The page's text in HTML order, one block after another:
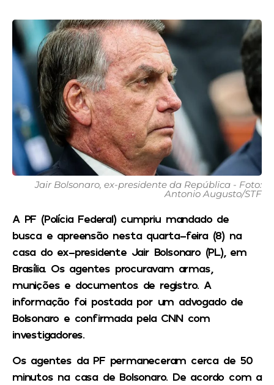
Jair Bolsonaro, ex-presidente da República - Foto:
Antonio Augusto/STF
A PF (Polícia Federal) cumpriu mandado de
busca e apreensão nesta quarta-feira (8) na
casa do ex-presidente Jair Bolsonaro (PL), em
Brasília. Os agentes procuravam armas,
munições e documentos de registro. A
informação foi postada por um advogado de
Bolsonaro e confirmada pela CNN com
investigadores.
Os agentes da PF permaneceram cerca de 50
minutos na casa de Bolsonaro. De acordo com a